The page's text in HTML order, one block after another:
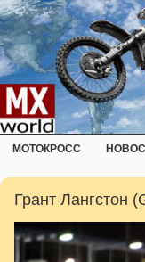
МОТОКРОСС
Грант Лангстон